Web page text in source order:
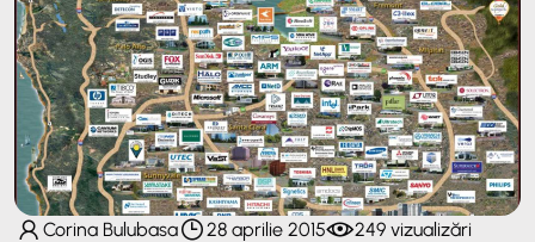
Corina Bulubasa 28 aprilie 2015
249 vizualizări